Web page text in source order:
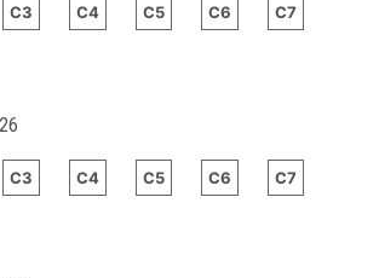
C3 C4 C5 C6 C7
C3 C4 C5 C6 C7